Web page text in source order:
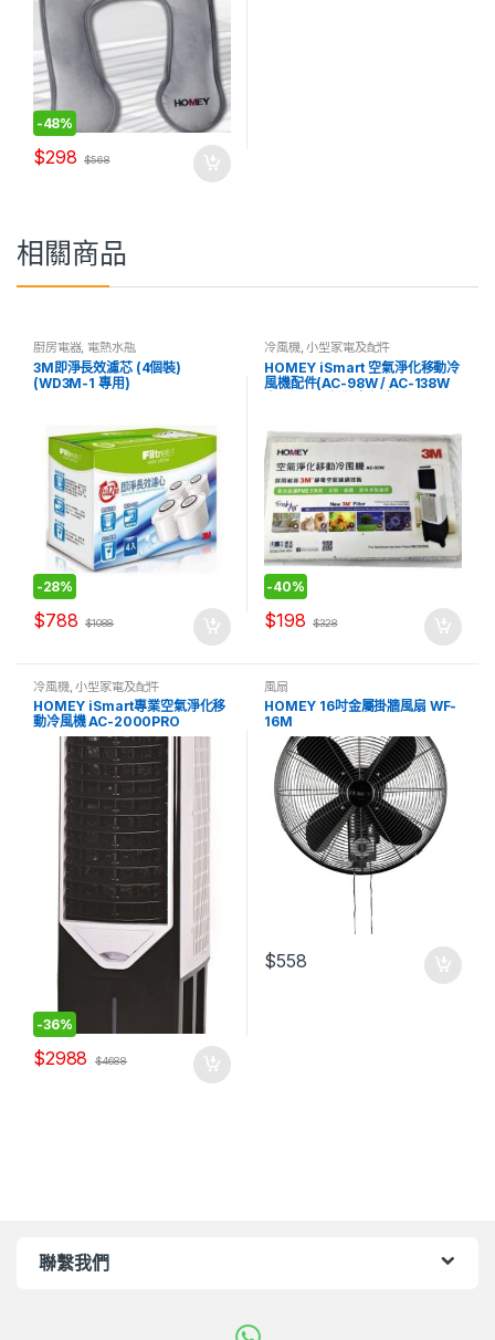
-48%
$298 $568
相關商品
廚房電器,電熱水瓶
3M即淨長效濾芯 (4個裝)
(WD3M-1 專用)
-28%
$788 $1088
冷風機,小型家電及配件
HOMEY iSmart 空氣淨化移動冷
風機配件(AC-98W / AC-138W
-40%
$198 $328
冷風機,小型家電及配件
HOMEY iSmart專業空氣淨化移
動冷風機 AC-2000PRO
-36%
$2988 $4688
風扇
HOMEY 16吋金屬掛牆風扇 WF-
16M
$558
聯繫我們